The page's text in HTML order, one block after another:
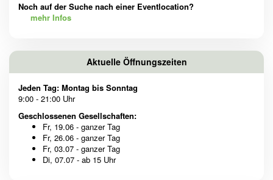
Noch auf der Suche nach einer Eventlocation?
mehr Infos
Aktuelle Öffnungszeiten
Jeden Tag: Montag bis Sonntag
9:00 - 21:00 Uhr
Geschlossenen Gesellschaften:
Fr, 19.06 - ganzer Tag
Fr, 26.06 - ganzer Tag
Fr, 03.07 - ganzer Tag
Di, 07.07 - ab 15 Uhr